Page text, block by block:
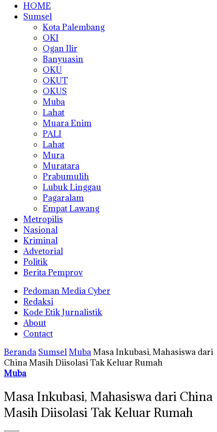
HOME
Sumsel
Kota Palembang
OKI
Ogan Ilir
Banyuasin
OKU
OKUT
OKUS
Muba
Lahat
Muara Enim
PALI
Lahat
Mura
Muratara
Prabumulih
Lubuk Linggau
Pagaralam
Empat Lawang
Metropilis
Nasional
Kriminal
Advetorial
Politik
Berita Pemprov
Pedoman Media Cyber
Redaksi
Kode Etik Jurnalistik
About
Contact
Beranda SumselMubaMasa Inkubasi, Mahasiswa dari
China Masih Diisolasi Tak Keluar Rumah
Muba
Masa Inkubasi, Mahasiswa dari China
Masih Diisolasi Tak Keluar Rumah